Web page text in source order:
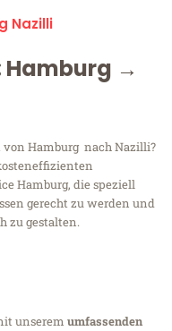
Nazilli
Hamburg →
von Hamburg nach Nazilli?
Hamburg, die speziell
gerecht zu werden und
zu gestalten.
unserem umfassenden